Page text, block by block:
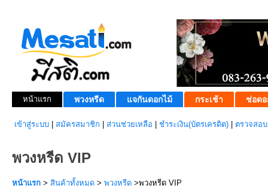
หน้าแรก พวงหรีด แจกันดอกไม้ กระเช้า ช่อดอ
เข้าสู่ระบบ สมัครสมาชิก ส่วนช่วยเหลือ ชำระเงิน(บัตรเครดิต) ตรวจสอ
พวงหรีด VIP
หน้าแรก > สินค้าทั้งหมด > พวงหรีด >พวงหรีด VIP